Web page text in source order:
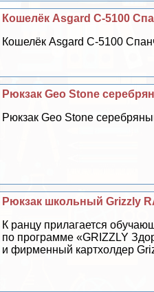
Кошелёк Asgard С-5100
Кошелёк Asgard С-5100
Рюкзак Geo Stone
Рюкзак Geo Stone
Рюкзак школьный Grizzly
К ранцу прилагается
по программе «GRIZZLY
и фирменный картхолдер